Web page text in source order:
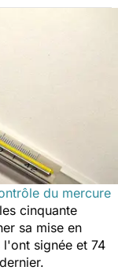
du mercure
cinquante
sa mise en
signée et 74